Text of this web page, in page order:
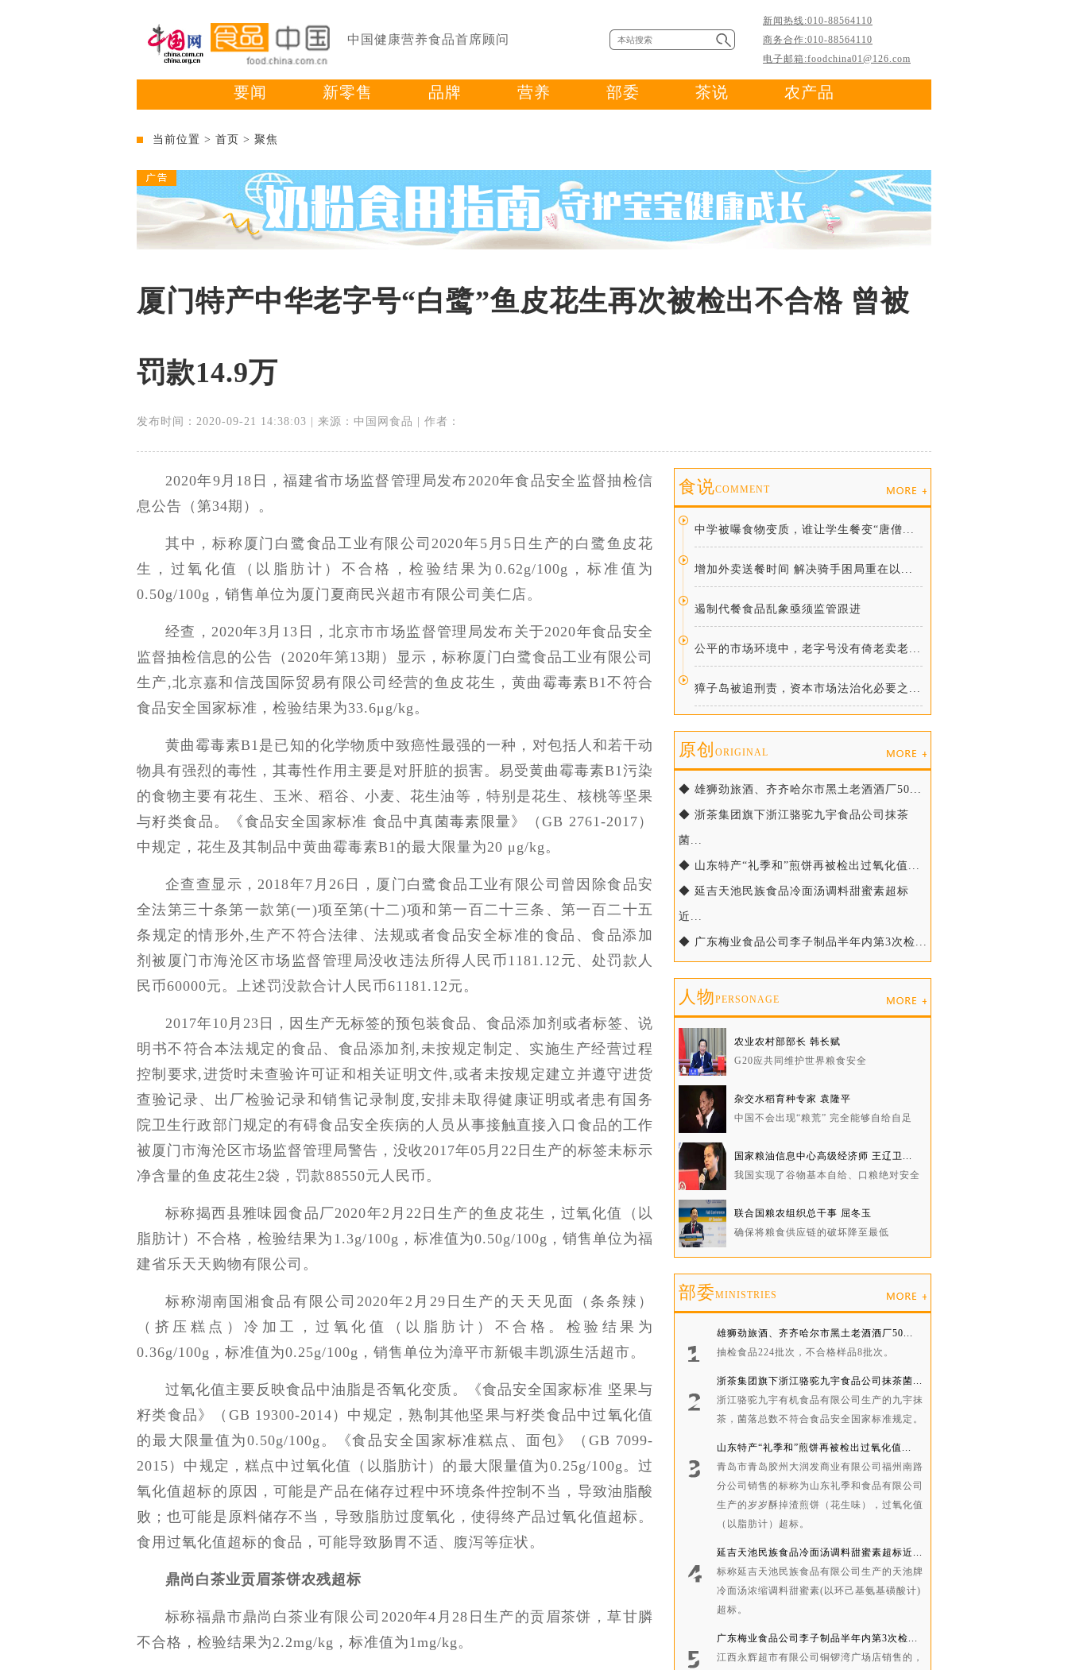
中国健康营养食品首席顾问
新闻热线:010-88564110
商务合作:010-88564110
电子邮箱:foodchina01@126.com
要闻 新零售 品牌 营养 部委 茶说 农产品
当前位置 > 首页 > 聚焦
厦门特产中华老字号“白鹭”鱼皮花生再次被检出不合格 曾被
罚款14.9万
发布时间：2020-09-21 14:38:03 | 来源：中国网食品 | 作者：
2020年9月18日，福建省市场监督管理局发布2020年食品安全监督抽检信
息公告（第34期）。
其中，标称厦门白鹭食品工业有限公司2020年5月5日生产的白鹭鱼皮花
生，过氧化值（以脂肪计）不合格，检验结果为0.62g/100g，标准值为
0.50g/100g，销售单位为厦门夏商民兴超市有限公司美仁店。
经查，2020年3月13日，北京市市场监督管理局发布关于2020年食品安全
监督抽检信息的公告（2020年第13期）显示，标称厦门白鹭食品工业有限公司
生产,北京嘉和信茂国际贸易有限公司经营的鱼皮花生，黄曲霉毒素B1不符合
食品安全国家标准，检验结果为33.6μg/kg。
黄曲霉毒素B1是已知的化学物质中致癌性最强的一种，对包括人和若干动
物具有强烈的毒性，其毒性作用主要是对肝脏的损害。易受黄曲霉毒素B1污染
的食物主要有花生、玉米、稻谷、小麦、花生油等，特别是花生、核桃等坚果
与籽类食品。《食品安全国家标准 食品中真菌毒素限量》（GB 2761-2017）
中规定，花生及其制品中黄曲霉毒素B1的最大限量为20 μg/kg。
企查查显示，2018年7月26日，厦门白鹭食品工业有限公司曾因除食品安
全法第三十条第一款第(一)项至第(十二)项和第一百二十三条、第一百二十五
条规定的情形外,生产不符合法律、法规或者食品安全标准的食品、食品添加
剂被厦门市海沧区市场监督管理局没收违法所得人民币1181.12元、处罚款人
民币60000元。上述罚没款合计人民币61181.12元。
2017年10月23日，因生产无标签的预包装食品、食品添加剂或者标签、说
明书不符合本法规定的食品、食品添加剂,未按规定制定、实施生产经营过程
控制要求,进货时未查验许可证和相关证明文件,或者未按规定建立并遵守进货
查验记录、出厂检验记录和销售记录制度,安排未取得健康证明或者患有国务
院卫生行政部门规定的有碍食品安全疾病的人员从事接触直接入口食品的工作
被厦门市海沧区市场监督管理局警告，没收2017年05月22日生产的标签未标示
净含量的鱼皮花生2袋，罚款88550元人民币。
标称揭西县雅味园食品厂2020年2月22日生产的鱼皮花生，过氧化值（以
脂肪计）不合格，检验结果为1.3g/100g，标准值为0.50g/100g，销售单位为福
建省乐天天购物有限公司。
标称湖南国湘食品有限公司2020年2月29日生产的天天见面（条条辣）
（挤压糕点）冷加工，过氧化值（以脂肪计）不合格。检验结果为
0.36g/100g，标准值为0.25g/100g，销售单位为漳平市新银丰凯源生活超市。
过氧化值主要反映食品中油脂是否氧化变质。《食品安全国家标准 坚果与
籽类食品》（GB 19300-2014）中规定，熟制其他坚果与籽类食品中过氧化值
的最大限量值为0.50g/100g。《食品安全国家标准糕点、面包》（GB 7099-
2015）中规定，糕点中过氧化值（以脂肪计）的最大限量值为0.25g/100g。过
氧化值超标的原因，可能是产品在储存过程中环境条件控制不当，导致油脂酸
败；也可能是原料储存不当，导致脂肪过度氧化，使得终产品过氧化值超标。
食用过氧化值超标的食品，可能导致肠胃不适、腹泻等症状。
鼎尚白茶业贡眉茶饼农残超标
标称福鼎市鼎尚白茶业有限公司2020年4月28日生产的贡眉茶饼，草甘膦
不合格，检验结果为2.2mg/kg，标准值为1mg/kg。
食说COMMENT
中学被曝食物变质，谁让学生餐变“唐僧...
增加外卖送餐时间 解决骑手困局重在以...
遏制代餐食品乱象亟须监管跟进
公平的市场环境中，老字号没有倚老卖老...
獐子岛被追刑责，资本市场法治化必要之...
原创 ORIGINAL
◆ 雄狮劲旅酒、齐齐哈尔市黑土老酒酒厂50...
◆ 浙茶集团旗下浙江骆驼九宇食品公司抹茶
菌...
◆ 山东特产“礼季和”煎饼再被检出过氧化值...
◆ 延吉天池民族食品冷面汤调料甜蜜素超标
近...
◆ 广东梅业食品公司李子制品半年内第3次检...
人物PERSONAGE
农业农村部部长 韩长赋
G20应共同维护世界粮食安全
杂交水稻育种专家 袁隆平
中国不会出现“粮荒” 完全能够自给自足
国家粮油信息中心高级经济师 王辽卫...
我国实现了谷物基本自给、口粮绝对安全
联合国粮农组织总干事 屈冬玉
确保将粮食供应链的破坏降至最低
部委MINISTRIES
雄狮劲旅酒、齐齐哈尔市黑土老酒酒厂50...
抽检食品224批次，不合格样品8批次。
浙茶集团旗下浙江骆驼九宇食品公司抹茶菌...
浙江骆驼九宇有机食品有限公司生产的九宇抹
茶，菌落总数不符合食品安全国家标准规定。
山东特产“礼季和”煎饼再被检出过氧化值...
青岛市青岛胶州大润发商业有限公司福州南路
分公司销售的标称为山东礼季和食品有限公司
生产的岁岁酥掉渣煎饼（花生味），过氧化值
（以脂肪计）超标。
延吉天池民族食品冷面汤调料甜蜜素超标近...
标称延吉天池民族食品有限公司生产的天池牌
冷面汤浓缩调料甜蜜素(以环己基氨基磺酸计)
超标。
广东梅业食品公司李子制品半年内第3次检...
江西永辉超市有限公司铜锣湾广场店销售的，